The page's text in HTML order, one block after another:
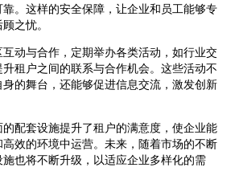
。这样的安全保障，让企业和员工能够专
之忧。
动与合作，定期举办各类活动，如行业交
租户之间的联系与合作机会。这些活动不
的舞台，还能够促进信息交流，激发创新
配套设施提升了租户的满意度，使企业能
效的环境中运营。未来，随着市场的不断
也将不断升级，以适应企业多样化的需